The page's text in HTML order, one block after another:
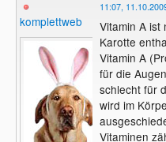
komplettweb
11:07,
Vitamin A ist
Karotte
Vitamin A
für die
schlecht für
wird im
Vitaminen